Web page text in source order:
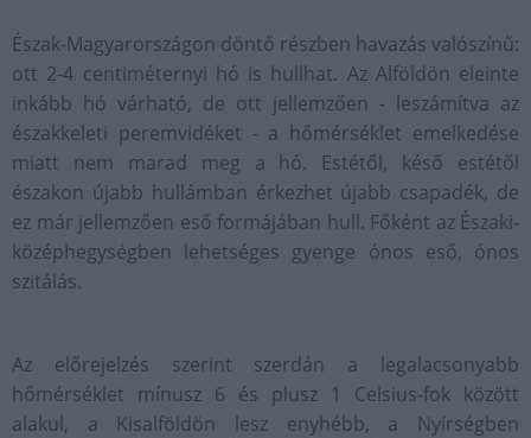
Észak-Magyarországon döntő részben havazás valószínű:
ott 2-4 centiméternyi hó is hullhat. Az Alföldön eleinte
inkább hó várható, de ott jellemzően - leszámítva az
északkeleti peremvidéket - a hőmérséklet emelkedése
miatt nem marad meg a hó. Estétől, késő estétől
északon újabb hullámban érkezhet újabb csapadék, de
ez már jellemzően eső formájában hull. Főként az Északi-
középhegységben lehetséges gyenge ónos eső, ónos
szitálás.
Az előrejelzés szerint szerdán a legalacsonyabb
hőmérséklet mínusz 6 és plusz 1 Celsius-fok között
alakul, a Kisalföldön lesz enyhébb, a Nyírségben